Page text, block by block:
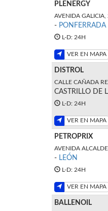
PLENERGY
AVENIDA GALICIA,
- PONFERRADA
L-D: 24H
VER EN MAPA
DISTROL
CALLE CAÑADA
CASTRILLO DE
L-D: 24H
VER EN MAPA
PETROPRIX
AVENIDA
- LEÓN
L-D: 24H
VER EN MAPA
BALLENOIL